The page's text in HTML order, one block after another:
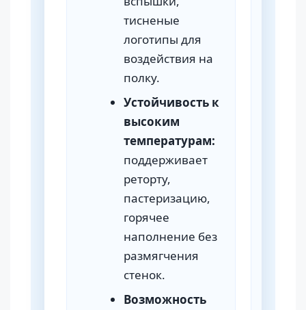
тисненые
логотипы для
воздействия на
полку.
Устойчивость к
высоким
температурам:
поддерживает
реторту,
пастеризацию,
горячее
наполнение без
размягчения
стенок.
Возможность